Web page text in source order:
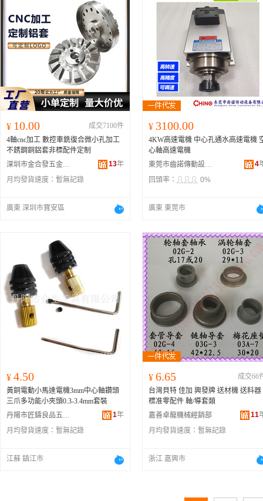
¥ 10.00
成交7100件
4軸cnc加工 數控車銑復合微小孔加工
不銹鋼銅鋁套非標配件定制
深圳市金合發五金科技有限公司
13年
月均發貨速度： 暫無記錄
廣東 深圳市寶安區
¥ 3100.00
4KW高速電機 中心孔通水高速電機
心軸高速電機
東莞市齒諾傳動設備有限公司
4
回頭率：
0%
廣東 東莞市
¥ 4.50
黃銅電動小馬達電機3mm中心軸鑽頭
三爪多功能小夾頭0.3-3.4mm套裝
丹陽市匠鑄良品五金工具有限公司
1年
月均發貨速度： 暫無記錄
江蘇 鎮江市
¥ 6.65
成交66
台灣貝特 佳加 興發牌 送材機 送料器
標准零配件 軸/導套類
嘉善卓龍機械經銷部
11
月均發貨速度： 暫無記錄
浙江 嘉興市